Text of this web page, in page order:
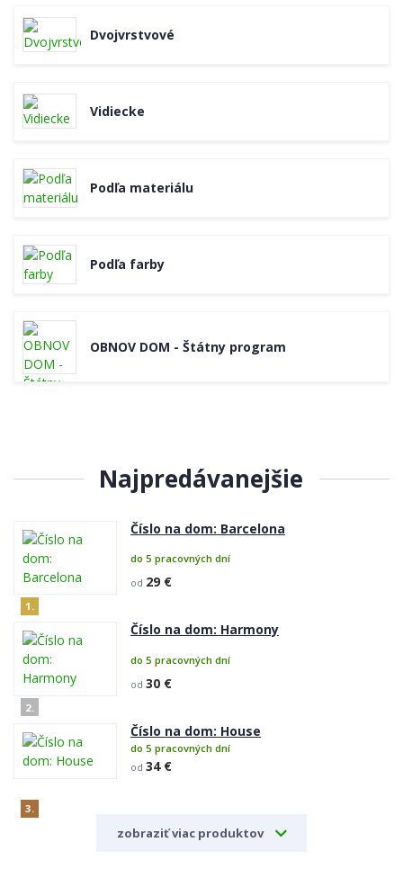
Dvojvrstvové
Vidiecke
Podľa materiálu
Podľa farby
OBNOV DOM - Štátny program
Najpredávanejšie
1.
Číslo na dom: Barcelona
do 5 pracovných dní
od 29 €
2.
Číslo na dom: Harmony
do 5 pracovných dní
od 30 €
3.
Číslo na dom: House
do 5 pracovných dní
od 34 €
zobraziť viac produktov